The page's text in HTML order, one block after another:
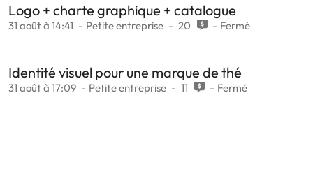
Logo + charte graphique + catalogue
31 août à 14:41 Petite entreprise 20 Fermé
Identité visuel pour une marque de thé
31 août à 17:09 Petite entreprise 11 Fermé